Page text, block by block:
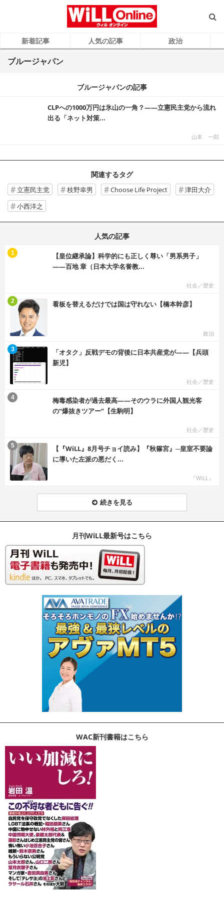
新着記事 人気の記事 政治
ブルージャパン
ブルージャパンの記事
CLPへの1000万円は氷山の一角？――立憲民主党から流れ
出る「ネット対策...
山本 一郎
関連するタグ
立憲民主党 枝野幸男 Choose Life Project
津田大介
小西洋之
人気の記事
【皇位継承論】科学的にも正しく尊い「男系男子」
――百地 章（日本大学名誉教...
社会／歴史
1
看板を替えるだけでは国は守れない【橋本幹彦】
政治
2
「オタク」反戦デモの背後に日本共産党が――【兵頭
新児】
社会／歴史
3
梅毒感染者が過去最高――そのウラに外国人観光客
の“爆抜きツアー”【生駒明】
社会／歴史
4
【『WiLL』8月号チョイ読み】『秋篠宮』─皇室不要論
に導いた左派の悪だく...
『WiLL』
5
続きを見る
月刊WiLL最新号はこちら
WAC新刊書籍はこちら